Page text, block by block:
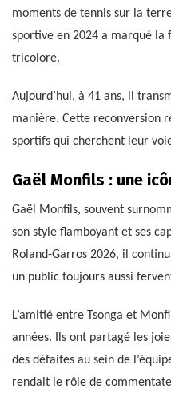
moments de tennis sur la
sportive en 2024 a marqué la
tricolore.
Aujourd’hui, à 41 ans, il
manière. Cette reconversion
sportifs qui cherchent leur
Gaël Monfils : une
Gaël Monfils, souvent
son style flamboyant et ses
Roland-Garros 2026, il
un public toujours aussi
L’amitié entre Tsonga et
années. Ils ont partagé les
des défaites au sein de
rendait le rôle de